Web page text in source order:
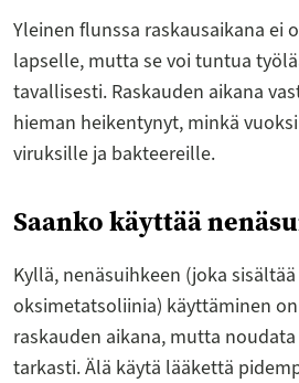
Yleinen flunssa raskausaikana ei
lapselle, mutta se voi tuntua
tavallisesti. Raskauden aikana
hieman heikentynyt, minkä
viruksille ja bakteereille.
Saanko käyttää
Kyllä, nenäsuihkeen (joka
oksimetatsoliinia) käyttäminen
raskauden aikana, mutta
tarkasti. Älä käytä lääkettä